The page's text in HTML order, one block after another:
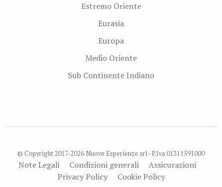
Estremo Oriente
Eurasia
Europa
Medio Oriente
Sub Continente Indiano
© Copyright 2017-2026 Nuove Esperienze srl - P.Iva 01311591000
Note Legali Condizioni generali
Assicurazioni
Privacy Policy
Cookie Policy